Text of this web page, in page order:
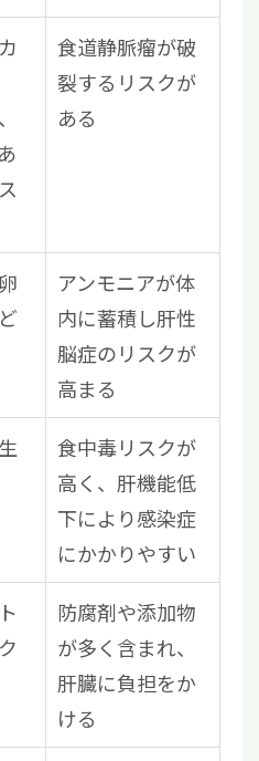
食道静脈瘤が破
裂するリスクが
ある
アンモニアが体
内に蓄積し肝性
脳症のリスクが
高まる
食中毒リスクが
高く、肝機能低
下により感染症
にかかりやすい
防腐剤や添加物
が多く含まれ、
肝臓に負担をか
ける